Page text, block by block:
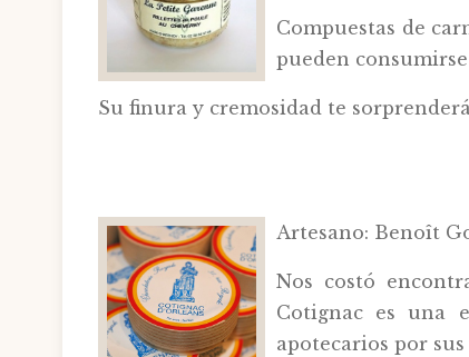
Compuestas de
pueden
Su finura y cremosidad te
Artesano: Benoît
Nos costó
Cotignac es una
apotecarios por